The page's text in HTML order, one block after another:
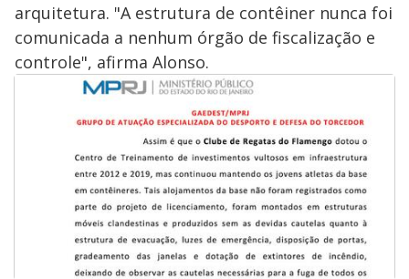
arquitetura. "A estrutura de contêiner nunca foi
comunicada a nenhum órgão de fiscalização e
controle", afirma Alonso.